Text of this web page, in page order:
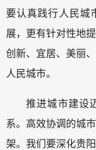
要认真践行人民城
展，更有针对性地
创新、宜居、美丽
人民城市。
推进城市建设
系。高效协调的城
架。我们要深化贵